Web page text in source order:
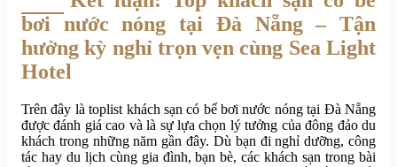
bơi nước nóng tại Đà Nẵng – Tận
hưởng kỳ nghỉ trọn vẹn cùng Sea Light
Hotel
Trên đây là toplist khách sạn có bể bơi nước nóng tại Đà Nẵng
được đánh giá cao và là sự lựa chọn lý tưởng của đông đảo du
khách trong những năm gần đây. Dù bạn đi nghỉ dưỡng, công
tác hay du lịch cùng gia đình, bạn bè, các khách sạn trong bài